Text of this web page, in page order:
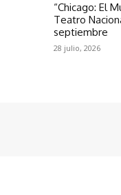
“Chicago: El
Teatro
septiembre
28 julio, 2026